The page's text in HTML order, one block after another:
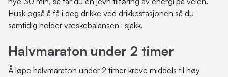
Husk også å få i deg drikke ved drikkestasjonen så du
samtidig holder væskebalansen i sjakk.
Halvmaraton under 2 timer
Å løpe halvmaraton under 2 timer kreve middels til høy